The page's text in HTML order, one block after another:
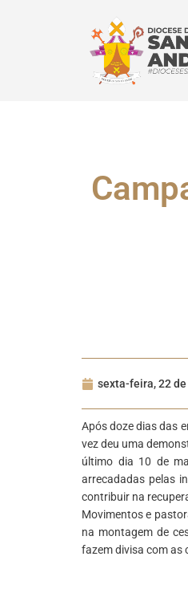
sexta-feira, 22
Após doze dias das
vez deu uma
último dia 10 de
arrecadadas pelas
contribuir na
Movimentos e
na montagem de
fazem divisa com as